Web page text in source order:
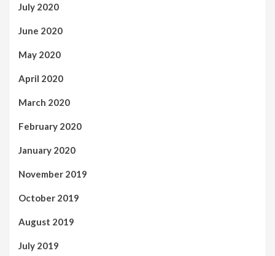
July 2020
June 2020
May 2020
April 2020
March 2020
February 2020
January 2020
November 2019
October 2019
August 2019
July 2019